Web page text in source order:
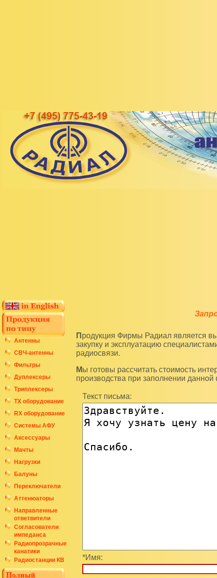
Антенны
СВЧ-антенны
Фильтры
Дуплексеры
Триплексеры
ТХ оборудование
RX оборудование
Системы АФУ
Аксессуары
Мачты
Нагрузки
Балуны
Переключатели
Аттенюаторы
Направленные
ответвители
Согласователи
импеданса
Радиопрозрачные
канатики
Радиостанции КВ
Продукция Фирмы Радиал является высокотехнологичным оборудованием и подразумевает
закупку и эксплуатацию
радиосвязи.
Мы готовы рассчитать стоимость интересующих вас изделий по последним ценам нашего
производства при заполнении
Текст письма:
*Имя: